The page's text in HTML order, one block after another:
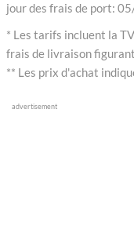
jour des frais de port:
* Les tarifs incluent la
frais de livraison
** Les prix d'achat
advertisement